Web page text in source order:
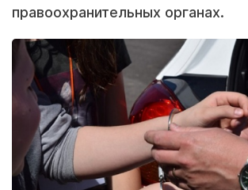
правоохранительных органах.